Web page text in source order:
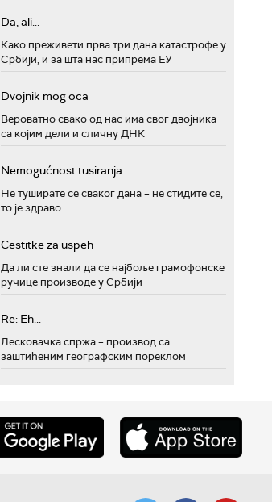
Da, ali...
Како преживети прва три дана катастрофе у
Србији, и за шта нас припрема ЕУ
Dvojnik mog oca
Вероватно свако од нас има свог двојника
са којим дели и сличну ДНК
Nemogućnost tusiranja
Не туширате се сваког дана – не стидите се,
то је здраво
Cestitke za uspeh
Да ли сте знали да се најбоље грамофонске
ручице производе у Србији
Re: Eh...
Лесковачка спржа – производ са
заштићеним географским пореклом